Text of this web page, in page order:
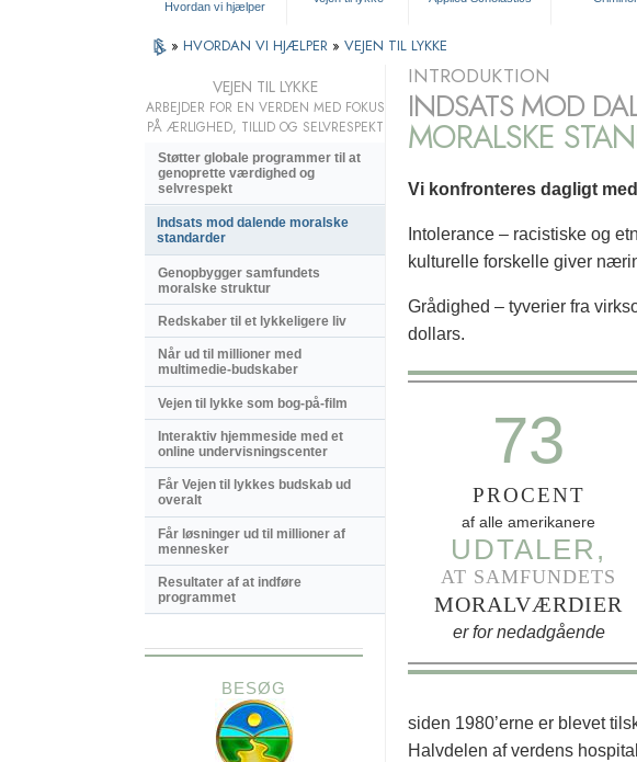
Hvordan vi hjælper
» HVORDAN VI HJÆLPER » VEJEN TIL LYKKE
INTRODUKTION
INDSATS MOD
MORALSKE
Vi konfronteres dagligt
Intolerance – racistiske og
kulturelle forskelle giver
Grådighed – tyverier fra
dollars.
73
PROCENT
af alle amerikanere
UDTALER,
AT SAMFUNDETS
MORALVÆRDIER
er for nedadgående
siden 1980’erne er blevet
Halvdelen af verdens
VEJEN TIL LYKKE
ARBEJDER FOR EN VERDEN MED FOKUS
PÅ ÆRLIGHED, TILLID OG SELVRESPEKT
Støtter globale programmer til at
genoprette værdighed og
selvrespekt
Indsats mod dalende moralske
standarder
Genopbygger samfundets
moralske struktur
Redskaber til et lykkeligere liv
Når ud til millioner med
multimedie-budskaber
Vejen til lykke som bog-på-film
Interaktiv hjemmeside med et
online undervisningscenter
Får Vejen til lykkes budskab ud
overalt
Får løsninger ud til millioner af
mennesker
Resultater af at indføre
programmet
BESØG